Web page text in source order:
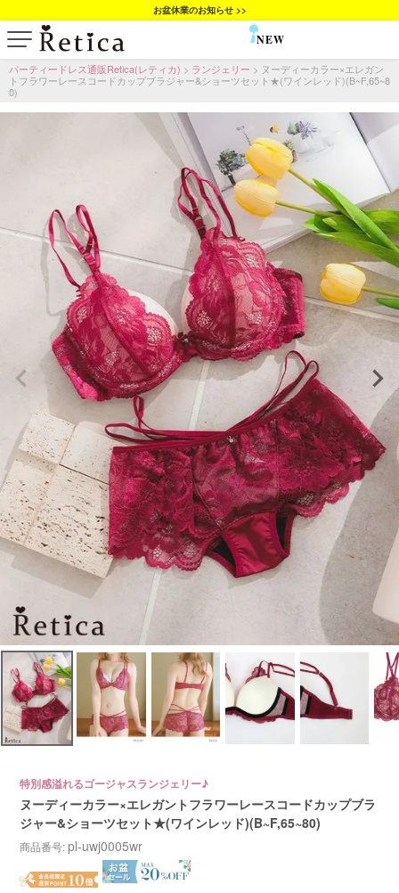
お盆休業のお知らせ >>
NEW
パーティードレス通販Retica(レティカ) ランジェリー
ヌーディーカラー×エレガン
トフラワーレースコードカップブラジャー&ショーツセット★(ワインレッド)(B~F,65~8
0)
特別感溢れるゴージャスランジェリー♪
ヌーディーカラー×エレガントフラワーレースコードカップブラ
ジャー&ショーツセット★(ワインレッド)(B~F,65~80)
商品番号 pl-uwj0005wr